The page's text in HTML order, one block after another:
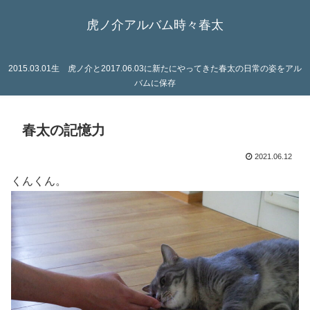
虎ノ介アルバム時々春太
2015.03.01生 虎ノ介と2017.06.03に新たにやってきた春太の日常の姿をアル
バムに保存
春太の記憶力
2021.06.12
くんくん。